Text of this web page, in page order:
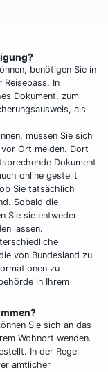
benötigen Sie in
Reisepass. In
Dokument, zum
als
müssen Sie sich
Ort melden. Dort
Dokument
online gestellt
Sie tatsächlich
Sobald die
Sie sie entweder
lassen.
von Bundesland zu
zu
in Ihrem
Sie sich an das
Wohnort wenden.
In der Regel
amtlicher